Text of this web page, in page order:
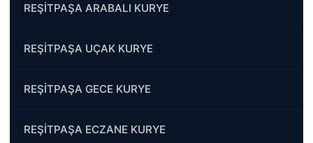
REŞİTPAŞA ARABALI KURYE
REŞİTPAŞA UÇAK KURYE
REŞİTPAŞA GECE KURYE
REŞİTPAŞA ECZANE KURYE